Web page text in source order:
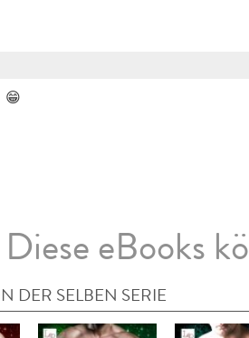
😁
Diese eBooks
DER SELBEN SERIE